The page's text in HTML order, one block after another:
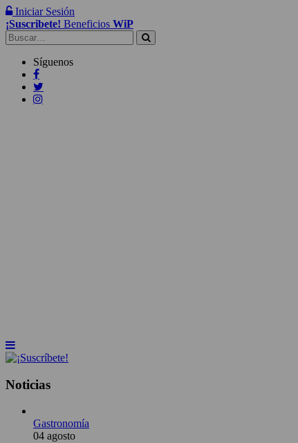
Iniciar Sesión
¡Suscribete! Beneficios WiP
Buscar:
Síguenos
Noticias
Gastronomía
04 agosto